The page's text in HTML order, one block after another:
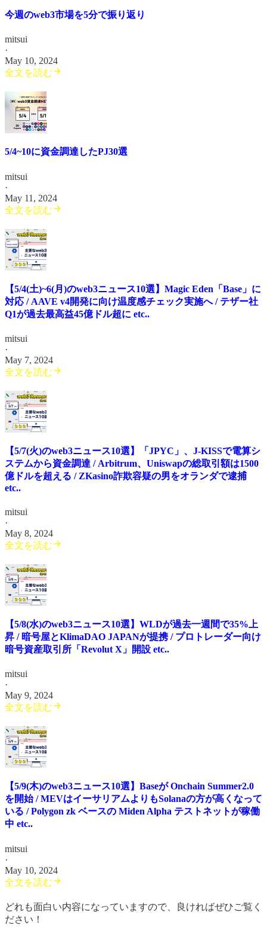
今週のweb3市場を5分で振り返り
mitsui
·
May 10, 2024
全文を読む
5/4~10に資金調達したPJ30選
mitsui
·
May 11, 2024
全文を読む
【5/4(土)~6(月)のweb3ニュース10選】Magic Eden「Base」に
対応 / AAVE v4開発に向け温度感チェック実施へ / テザー社
Q1が過去最高益45億ドル超に etc..
mitsui
·
May 7, 2024
全文を読む
【5/7(火)のweb3ニュース10選】「JPYC」、J-KISSで電算シ
ステムから資金調達 / Arbitrum、Uniswapの総取引額は1500
億ドルを超える / ZKasino詐欺容疑の男をオランダで逮捕
etc..
mitsui
·
May 8, 2024
全文を読む
【5/8(水)のweb3ニュース10選】WLDが過去一週間で35%上
昇 / 暗号屋とKlimaDAO JAPANが提携 / プロトレーダー向け
暗号資産取引所「Revolut X」開設 etc..
mitsui
·
May 9, 2024
全文を読む
【5/9(木)のweb3ニュース10選】Baseが Onchain Summer2.0
を開始 / MEVはイーサリアムよりもSolanaの方が高くなって
いる / Polygon zk ベースの Miden Alpha テストネットが稼働
中 etc..
mitsui
·
May 10, 2024
全文を読む
どれも面白い内容になっていますので、良ければぜひご覧く
ださい！